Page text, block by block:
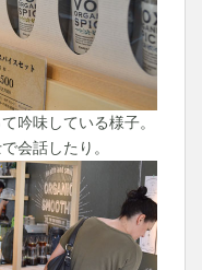
吟味している様子。
会話したり。